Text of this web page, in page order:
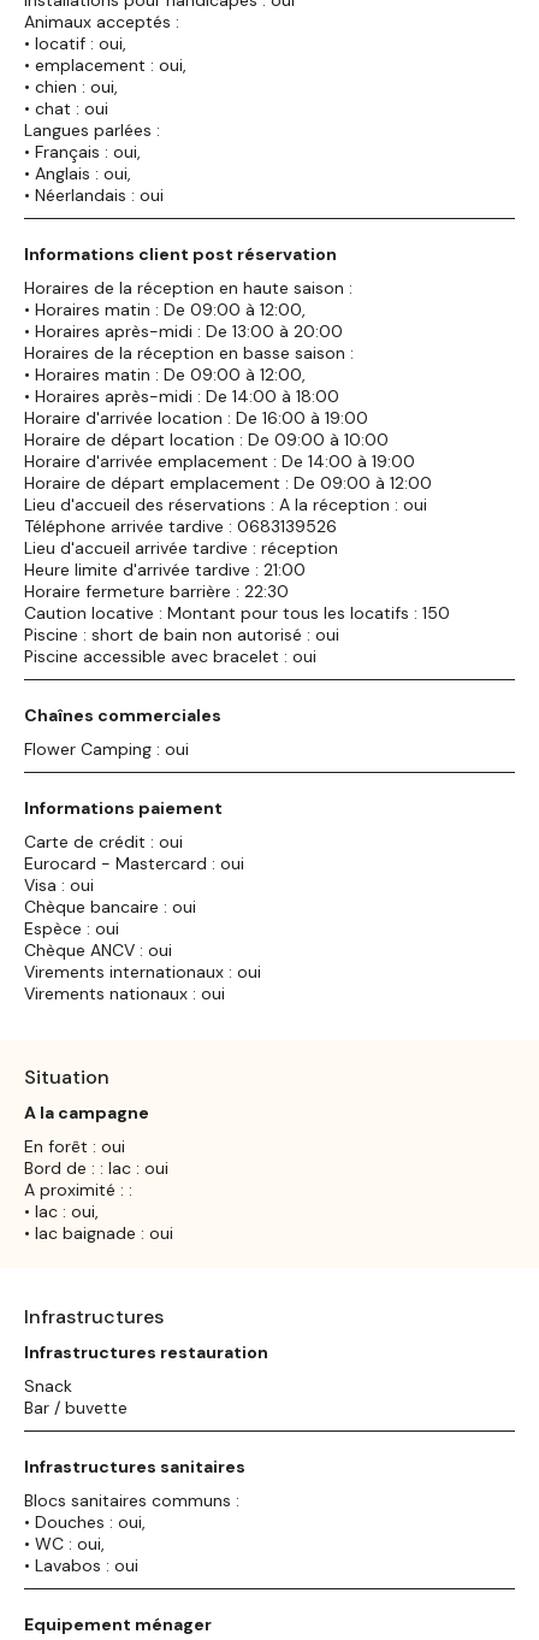
Animaux acceptés :
• locatif : oui,
• emplacement : oui,
• chien : oui,
• chat : oui
Langues parlées :
• Français : oui,
• Anglais : oui,
• Néerlandais : oui
Informations client post réservation
Horaires de la réception en haute saison :
• Horaires matin : De 09:00 à 12:00,
• Horaires après-midi : De 13:00 à 20:00
Horaires de la réception en basse saison :
• Horaires matin : De 09:00 à 12:00,
• Horaires après-midi : De 14:00 à 18:00
Horaire d'arrivée location : De 16:00 à 19:00
Horaire de départ location : De 09:00 à 10:00
Horaire d'arrivée emplacement : De 14:00 à 19:00
Horaire de départ emplacement : De 09:00 à 12:00
Lieu d'accueil des réservations : A la réception : oui
Téléphone arrivée tardive : 0683139526
Lieu d'accueil arrivée tardive : réception
Heure limite d'arrivée tardive : 21:00
Horaire fermeture barrière : 22:30
Caution locative : Montant pour tous les locatifs : 150
Piscine : short de bain non autorisé : oui
Piscine accessible avec bracelet : oui
Chaînes commerciales
Flower Camping : oui
Informations paiement
Carte de crédit : oui
Eurocard - Mastercard : oui
Visa : oui
Chèque bancaire : oui
Espèce : oui
Chèque ANCV : oui
Virements internationaux : oui
Virements nationaux : oui
Situation
A la campagne
En forêt : oui
Bord de : : lac : oui
A proximité : :
• lac : oui,
• lac baignade : oui
Infrastructures
Infrastructures restauration
Snack
Bar / buvette
Infrastructures sanitaires
Blocs sanitaires communs :
• Douches : oui,
• WC : oui,
• Lavabos : oui
Equipement ménager